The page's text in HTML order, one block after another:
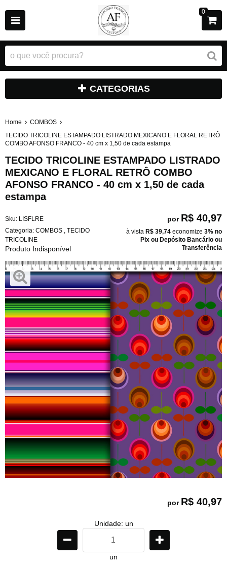
0
CATEGORIAS
Home
COMBOS
TECIDO TRICOLINE ESTAMPADO LISTRADO MEXICANO E FLORAL RETRÔ
COMBO AFONSO FRANCO - 40 cm x 1,50 de cada estampa
TECIDO TRICOLINE ESTAMPADO LISTRADO
MEXICANO E FLORAL RETRÔ COMBO
AFONSO FRANCO - 40 cm x 1,50 de cada
estampa
Sku: LISFLRE
Categoria: COMBOS
TECIDO
TRICOLINE
Produto Indisponível
por R$ 40,97
à vista R$ 39,74 economize 3% no
Pix ou Depósito Bancário ou
Transferência
por R$ 40,97
Unidade: un
un